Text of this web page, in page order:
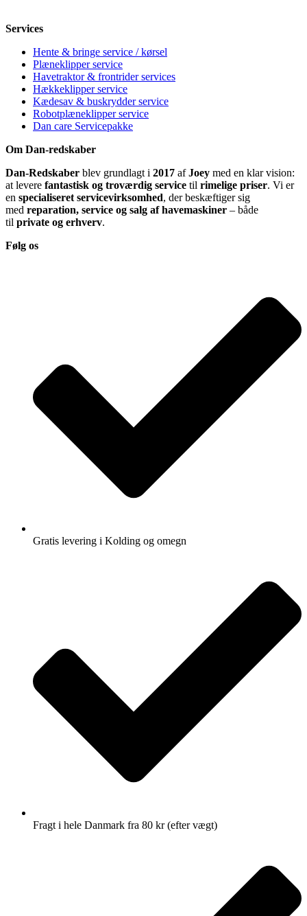
Services
Hente & bringe service / kørsel
Plæneklipper service
Havetraktor & frontrider services
Hækkeklipper service
Kædesav & buskrydder service
Robotplæneklipper service
Dan care Servicepakke
Om Dan-redskaber
Dan-Redskaber blev grundlagt i 2017 afJoey med en klar vision:
at levere fantastisk og troværdig service til rimelige priser. Vi er
en specialiseret servicevirksomhed, der beskæftiger sig
med reparation, service og salg af havemaskiner – både
til private og erhverv.
Følg os
Gratis levering i Kolding og omegn
Fragt i hele Danmark fra 80 kr (efter vægt)